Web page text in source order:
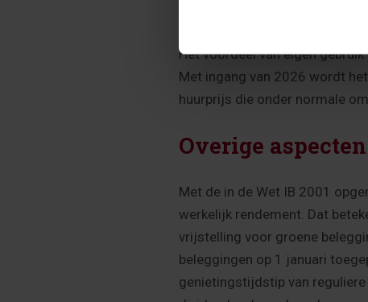
Eigen gebruik
Het voordeel van eigen
Met ingang van 2026 wordt
huurprijs die onder normale
Overige
Met de in de Wet IB 2001
werkelijk rendement. Dat
vrijstelling voor groene
beleggingen op 1 januari
genietingstijdstip van